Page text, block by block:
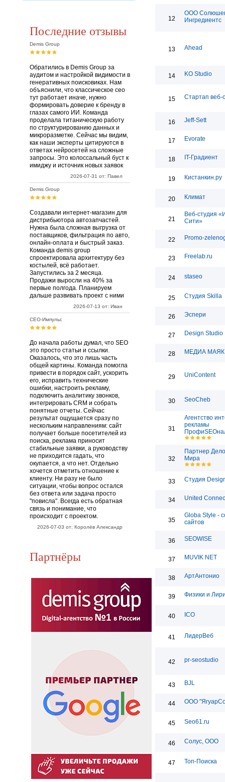
Последние отзывы
Demis Group
Обратились в Demis Group за
аудитом и настройкой видимости в
генеративных поисковиках. Нам
объяснили, что классическое сео
тут работает иначе, нужно
формировать доверие к бренду в
глазах самого ИИ. Команда
проделала титаническую работу
по структурированию данных и
микроразметке. Сейчас мы видим,
как наши эксперты цитируются в
ответах нейросетей на сложные
запросы. Это колоссальный буст к
имиджу и источник новых заявок
2026-07-31 от: Павел
Demis Group
Создавали интернет-магазин для
дистрибьютора автозапчастей.
Нужна была сложная выгрузка от
поставщиков, фильтрация по авто,
онлайн-оплата и быстрый заказ.
Команда demis group
спроектировала архитектуру без
костылей, всё работает.
Запустились за 2 месяца.
Продажи выросли на 40% за
первые полгода. Планируем
дальше развивать проект с ними
2026-07-13 от: Иван
СЕО-Импульс
До начала работы думал, что SEO
это просто статьи и ссылки.
Оказалось, что это лишь часть
общей картины. Команда помогла
привести в порядок сайт, ускорить
его, исправить технические
ошибки, настроить рекламу,
подключить аналитику звонков,
интегрировать CRM и собрать
понятные отчеты. Сейчас
результат ощущается сразу по
нескольким направлениям: сайт
получает больше посетителей из
поиска, реклама приносит
стабильные заявки, а руководству
не приходится гадать, что
окупается, а что нет. Отдельно
хочется отметить отношение к
клиенту. Ни разу не было
ситуации, чтобы вопрос остался
без ответа или задача просто
"повисла". Всегда есть обратная
связь и понимание, что
происходит с проектом.
2026-07-03 от: Королёв Александр
Партнёры
12
ООО
Ингредиентс
13 Ahead
14 KO Studio
15 Стартап веб-
16 Jeff-Sett
17 Evorate
18 IT-Градиент
19 Кистанкин.ру
20 Климат
21
Веб-студия
Сити»
22 Promo-
23 Freelab.ru
24 staseo
25 Студия Skilla
26 Эспери
27 Design Studio
28 МЕДИА МАЯК
29 UniContent
30 SeoCheb
31
Агентство
рекламы
32
Партнер
Мира
33 Студия
34 United
35
Globa Style -
сайтов
36 SEOWISE
37 MUVIK NET
38 АртАнтонио
39 Физики и
40 ICO
41 ЛидерВеб
42 pr-seostudio
43 BJL
44 ООО
45 Seo61.ru
46 Солус, ООО
47 Топ-Поиска